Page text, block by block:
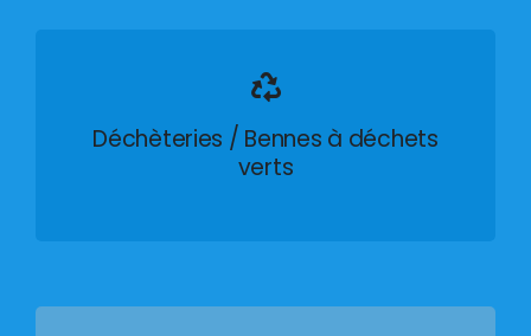
Déchèteries / Bennes à déchets
verts